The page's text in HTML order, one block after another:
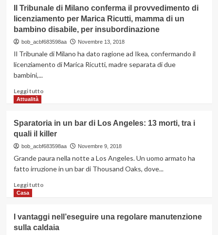
casual
Caso
Gessica
Notaro:
Tavares
a
15
Corte
Bologna
Il Tribunale di Milano conferma il provvedimento di
licenziamento per Marica Ricutti, mamma di un
bambino disabile, per insubordinazione
bob_acbf683598aa Novembre 13, 2018
Il Tribunale di Milano ha dato ragione ad Ikea, confermando il
licenziamento di Marica Ricutti, madre separata di due
bambini,...
Leggi tuttoLeggi
Il
Tribunale
di
il
Marica
Ricutti,
Attualità
Sparatoria in un bar di Los Angeles: 13 morti, tra i
quali il killer
bob_acbf683598aa Novembre 9, 2018
Grande paura nella notte a Los Angeles. Un uomo armato ha
fatto irruzione in un bar di Thousand Oaks, dove...
Leggi tuttoLeggi
Sparatoria
in
Casa
I vantaggi nell’eseguire una regolare manutenzione
sulla caldaia